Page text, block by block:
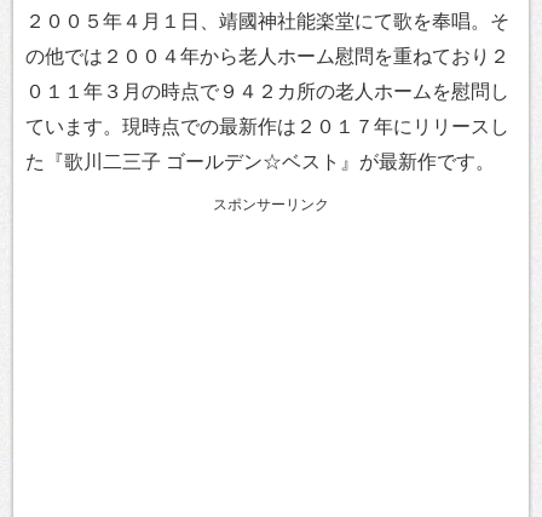
２００５年４月１日、靖國神社能楽堂にて歌を奉唱。そ
の他では２００４年から老人ホーム慰問を重ねており２
０１１年３月の時点で９４２カ所の老人ホームを慰問し
ています。現時点での最新作は２０１７年にリリースし
た『歌川二三子 ゴールデン☆ベスト』が最新作です。
スポンサーリンク